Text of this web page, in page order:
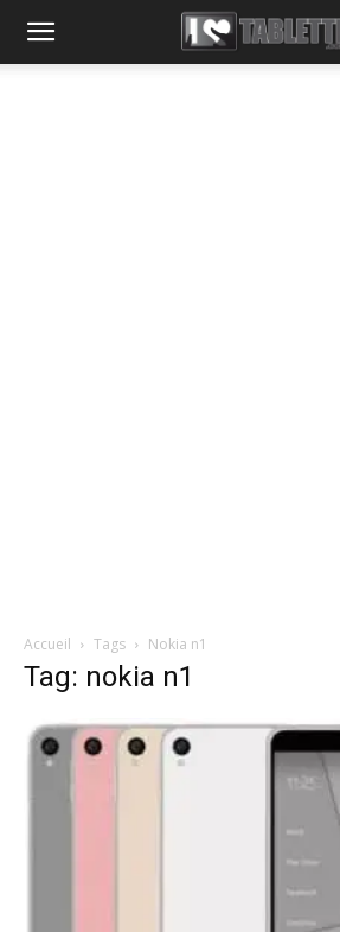
Accueil Tags Nokia n1
Tag: nokia n1